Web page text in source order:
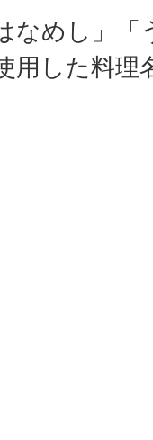
なめし」「
用した料理